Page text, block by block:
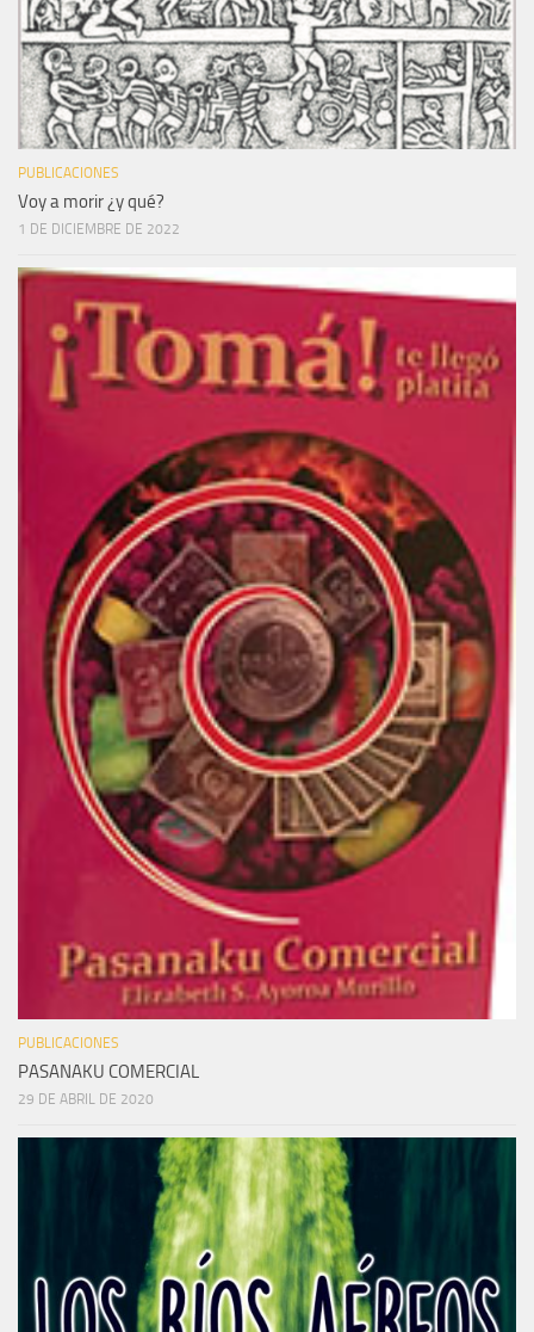
PUBLICACIONES
Voy a morir ¿y qué?
1 DE DICIEMBRE DE 2022
PUBLICACIONES
PASANAKU COMERCIAL
29 DE ABRIL DE 2020